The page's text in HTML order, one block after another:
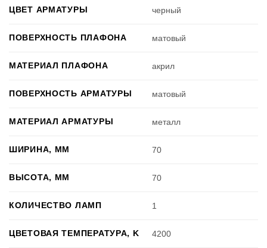
ЦВЕТ АРМАТУРЫ черный
ПОВЕРХНОСТЬ ПЛАФОНА матовый
МАТЕРИАЛ ПЛАФОНА акрил
ПОВЕРХНОСТЬ АРМАТУРЫ матовый
МАТЕРИАЛ АРМАТУРЫ металл
ШИРИНА, ММ 70
ВЫСОТА, ММ 70
КОЛИЧЕСТВО ЛАМП 1
ЦВЕТОВАЯ ТЕМПЕРАТУРА, K 4200